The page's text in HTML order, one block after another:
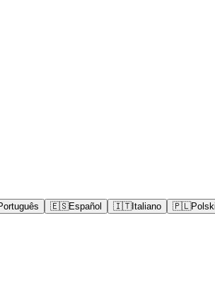
🇪🇸Español 🇮🇹Italiano 🇵🇱Polski